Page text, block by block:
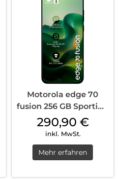
Motorola edge 70
fusion 256 GB Sporting
Green
290,90 €
inkl. MwSt.
Mehr erfahren